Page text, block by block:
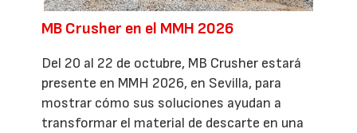
MB Crusher en el MMH 2026
Del 20 al 22 de octubre, MB Crusher estará
presente en MMH 2026, en Sevilla, para
mostrar cómo sus soluciones ayudan a
transformar el material de descarte en una